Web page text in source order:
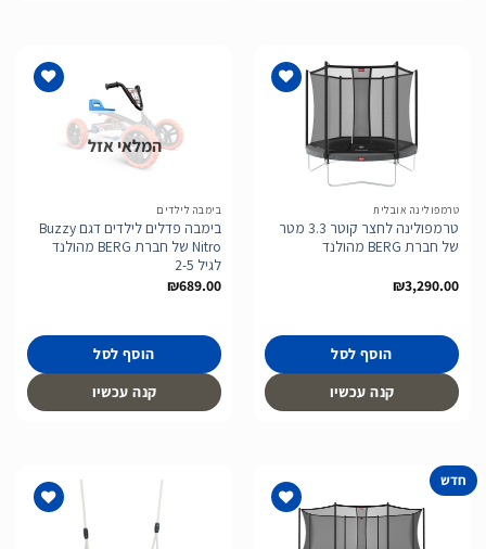
טרמפולינה אובלית
טרמפולינה לחצר קוטר 3.3 מטר
של חברת BERG מהולנד
₪3,290.00
הוסף לסל
קנה עכשיו
המלאי אזל
בימבה לילדים
בימבה פדלים לילדים דגם Buzzy
Nitro של חברת BERG מהולנד
לגיל 2-5
₪689.00
הוסף לסל
קנה עכשיו
חדש